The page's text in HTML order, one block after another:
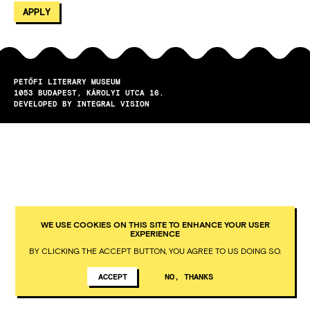
PETŐFI LITERARY MUSEUM
1053
BUDAPEST
KÁROLYI UTCA 16.
DEVELOPED BY INTEGRAL VISION
WE USE COOKIES ON THIS SITE TO ENHANCE YOUR USER
EXPERIENCE
BY CLICKING THE ACCEPT BUTTON, YOU AGREE TO US DOING SO.
ACCEPT NO, THANKS